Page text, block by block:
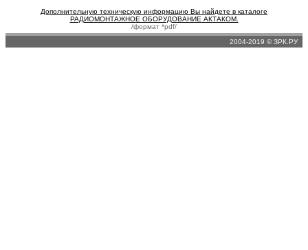
Дополнительную техническую информацию Вы найдете в каталоге
РАДИОМОНТАЖНОЕ ОБОРУДОВАНИЕ АКТАКОМ.
/формат *pdf/
2004-2019 © ЗРК.РУ